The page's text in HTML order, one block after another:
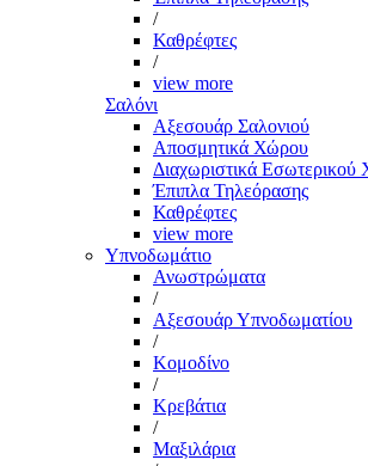
/
Καθρέφτες
/
view more
Σαλόνι
Αξεσουάρ Σαλονιού
Αποσμητικά Χώρου
Διαχωριστικά
Έπιπλα Τηλεόρασης
Καθρέφτες
view more
Υπνοδωμάτιο
Ανωστρώματα
/
Αξεσουάρ Υπνοδωματίου
/
Κομοδίνο
/
Κρεβάτια
/
Μαξιλάρια